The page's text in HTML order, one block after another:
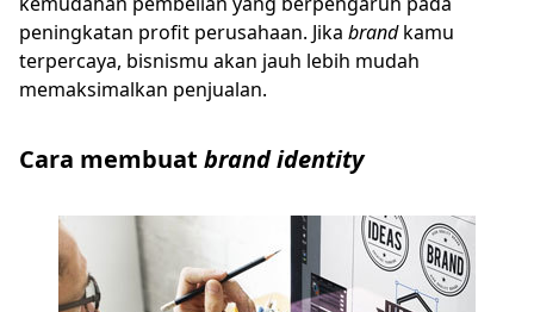
peningkatan profit perusahaan. Jika brandkamu
terpercaya, bisnismu akan jauh lebih mudah
memaksimalkan penjualan.
Cara membuat brand identity